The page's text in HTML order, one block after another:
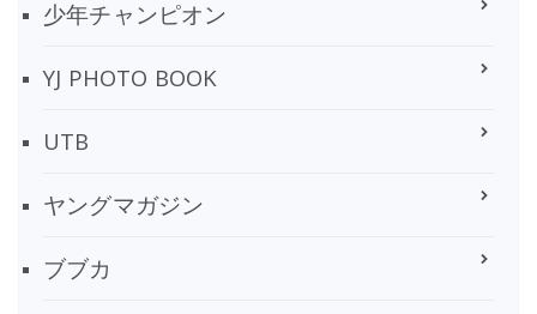
少年チャンピオン
YJ PHOTO BOOK
UTB
ヤングマガジン
ブブカ